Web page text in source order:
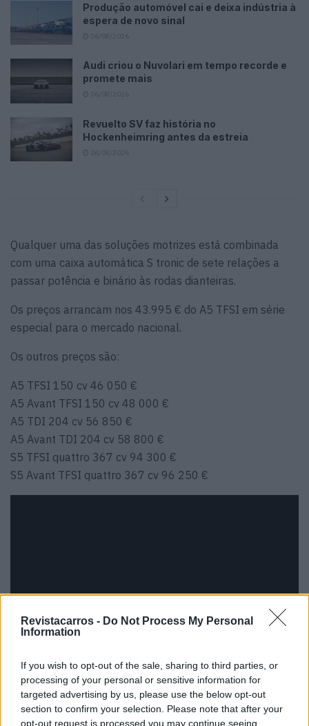
Revistacarros - Do Not Process My Personal
Information
If you wish to opt-out of the sale, sharing to third parties, or
processing of your personal or sensitive information for
targeted advertising by us, please use the below opt-out
section to confirm your selection. Please note that after your
opt-out request is processed you may continue seeing
Produção automóvel cai e deixa indústria à
espera de novo sinal
Audi criou o Nuvolari em tempo recorde e
promete mais
Revuelto SV faz história no
Hockenheimring antes da estreia
Qualquer uma das soluções motrizes está combinada
com uma caixa automática S tronic de sete relações a
passar potência e binário às rodas dianteiras.
Os preços arrancam nos 43.995 € do A5 TFSI em série
especial para o mercado nacional.
Os outros preços são:
A5 TFSI 150 cv 46 050 €
A5 Avant TFSI 150 cv 48 000 €
A5 TDI 204 cv 56 850 €
A5 Avant TDI 204 cv 58 800 €
S5 TFSI quattro 367 cv 94 300 €
S5 Avant TFSI quattro 367 cv 96 250 €
Tags: Audi